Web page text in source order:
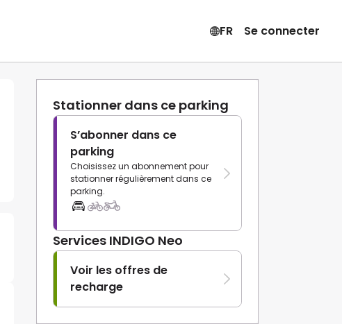
FR Se connecter
Stationner dans ce parking
S’abonner dans ce
parking
Choisissez un abonnement pour
stationner régulièrement dans ce
parking.
Services INDIGO Neo
Voir les offres de
recharge